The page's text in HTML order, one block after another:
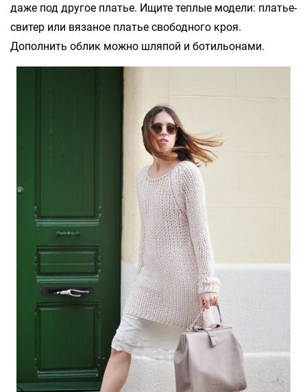
даже под другое платье. Ищите теплые модели: платье-
свитер или вязаное платье свободного кроя.
Дополнить облик можно шляпой и ботильонами.